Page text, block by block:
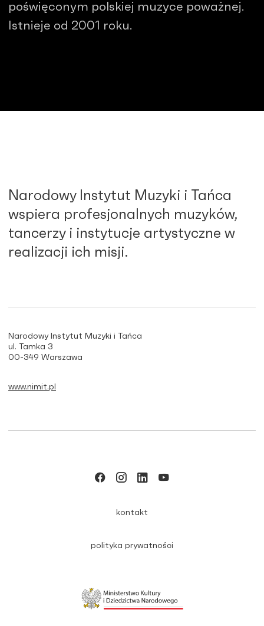
poświęconym polskiej muzyce poważnej.
Istnieje od 2001 roku.
Narodowy Instytut Muzyki i Tańca
wspiera profesjonalnych muzyków,
tancerzy i instytucje artystyczne w
realizacji ich misji.
Narodowy Instytut Muzyki i Tańca
ul. Tamka 3
00-349 Warszawa
www.nimit.pl
kontakt
polityka prywatności